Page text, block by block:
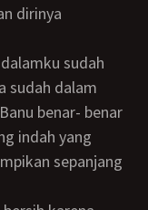
dirinya
sudah dalam
benar- benar
indah yang
sepanjang